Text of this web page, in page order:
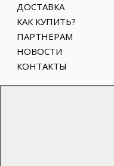
ДОСТАВКА
КАК КУПИТЬ?
ПАРТНЕРАМ
НОВОСТИ
КОНТАКТЫ